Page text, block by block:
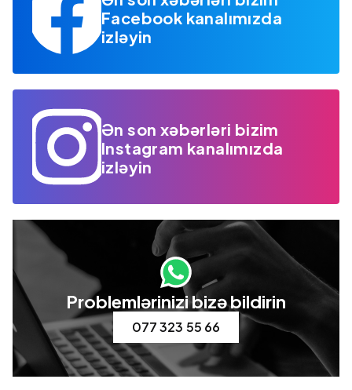
Facebook kanalımızda
izləyin
Ən son xəbərləri bizim
Instagram kanalımızda
izləyin
Problemlərinizi bizə bildirin
077 323 55 66